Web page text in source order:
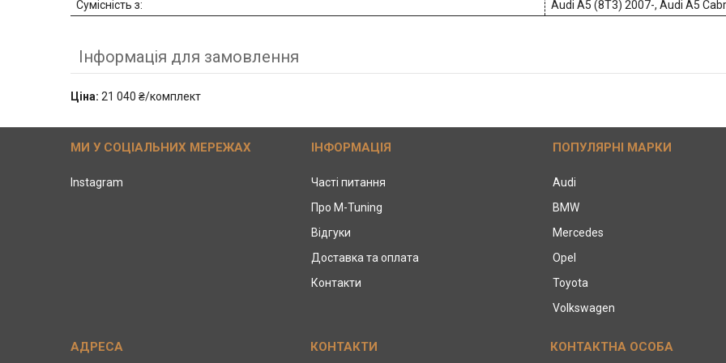
Сумісність з:
Audi A5 (8T3) 2007-, Audi A5
Інформація для замовлення
Ціна: 21 040 ₴/комплект
МИ У СОЦІАЛЬНИХ МЕРЕЖАХ
Instagram
ІНФОРМАЦІЯ
Часті питання
Про M-Tuning
Відгуки
Доставка та оплата
Контакти
ПОПУЛЯРНІ МАРКИ
Audi
BMW
Mercedes
Opel
Toyota
Volkswagen